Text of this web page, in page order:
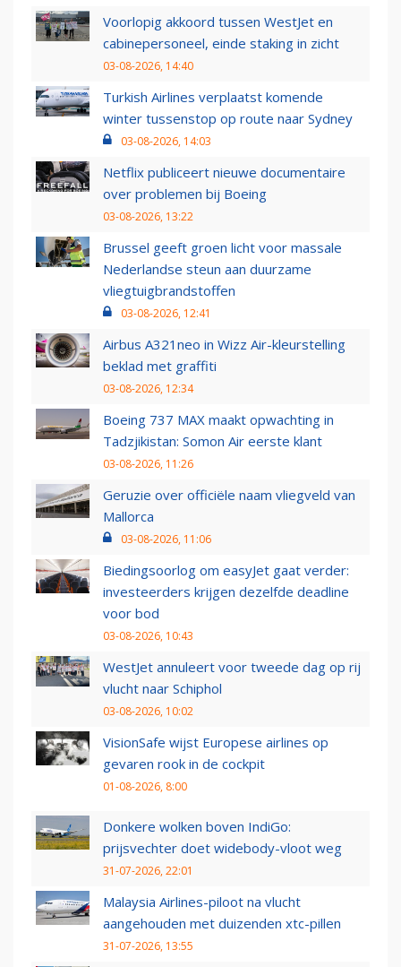
Voorlopig akkoord tussen WestJet en
cabinepersoneel, einde staking in zicht
03-08-2026, 14:40
Turkish Airlines verplaatst komende
winter tussenstop op route naar Sydney
03-08-2026, 14:03
Netflix publiceert nieuwe documentaire
over problemen bij Boeing
03-08-2026, 13:22
Brussel geeft groen licht voor massale
Nederlandse steun aan duurzame
vliegtuigbrandstoffen
03-08-2026, 12:41
Airbus A321neo in Wizz Air-kleurstelling
beklad met graffiti
03-08-2026, 12:34
Boeing 737 MAX maakt opwachting in
Tadzjikistan: Somon Air eerste klant
03-08-2026, 11:26
Geruzie over officiële naam vliegveld van
Mallorca
03-08-2026, 11:06
Biedingsoorlog om easyJet gaat verder:
investeerders krijgen dezelfde deadline
voor bod
03-08-2026, 10:43
WestJet annuleert voor tweede dag op rij
vlucht naar Schiphol
03-08-2026, 10:02
VisionSafe wijst Europese airlines op
gevaren rook in de cockpit
01-08-2026, 8:00
Donkere wolken boven IndiGo:
prijsvechter doet widebody-vloot weg
31-07-2026, 22:01
Malaysia Airlines-piloot na vlucht
aangehouden met duizenden xtc-pillen
31-07-2026, 13:55